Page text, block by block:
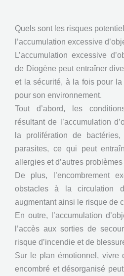
Quels sont les risques
l’accumulation excessive
L’accumulation excessive
de Diogène peut entraîner
et la sécurité, à la fois pour
pour son environnement.
Tout d’abord, les
résultant de l’accumulation
la prolifération de
parasites, ce qui peut
allergies et d’autres
De plus, l’encombrement
obstacles à la circulation
augmentant ainsi le risque de
En outre, l’accumulation
l’accès aux sorties de
risque d’incendie et de
Sur le plan émotionnel, vivre
encombré et désorganisé